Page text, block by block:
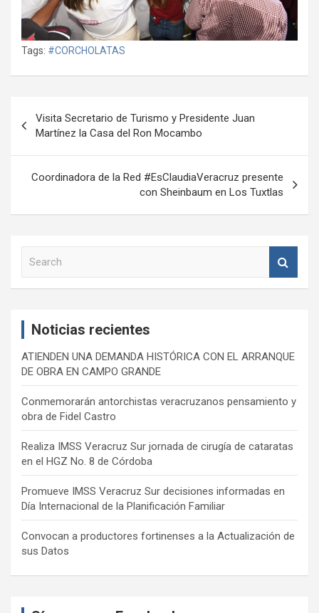
Tags: #CORCHOLATAS
de
entradas
Visita Secretario de Turismo y Presidente Juan
Martínez la Casa del Ron Mocambo
Coordinadora de la Red #EsClaudiaVeracruz presente
con Sheinbaum en Los Tuxtlas
Noticias recientes
ATIENDEN UNA DEMANDA HISTÓRICA CON EL ARRANQUE
DE OBRA EN CAMPO GRANDE
Conmemorarán antorchistas veracruzanos pensamiento y
obra de Fidel Castro
Realiza IMSS Veracruz Sur jornada de cirugía de cataratas
en el HGZ No. 8 de Córdoba
Promueve IMSS Veracruz Sur decisiones informadas en
Día Internacional de la Planificación Familiar
Convocan a productores fortinenses a la Actualización de
sus Datos